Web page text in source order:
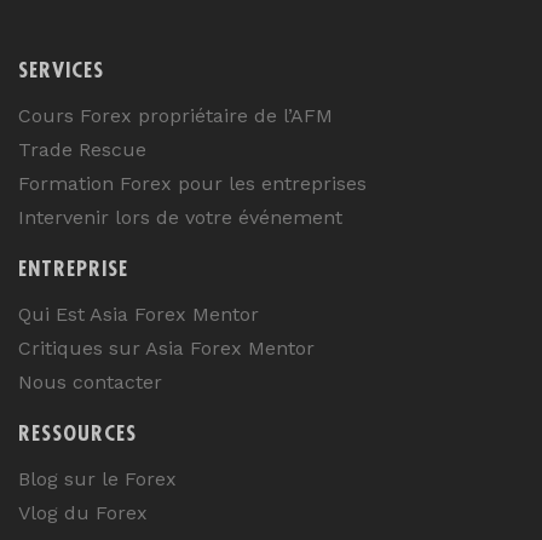
SERVICES
Cours Forex propriétaire de l’AFM
Trade Rescue
Formation Forex pour les entreprises
Intervenir lors de votre événement
ENTREPRISE
Qui Est Asia Forex Mentor
Critiques sur Asia Forex Mentor
Nous contacter
RESSOURCES
Blog sur le Forex
Vlog du Forex